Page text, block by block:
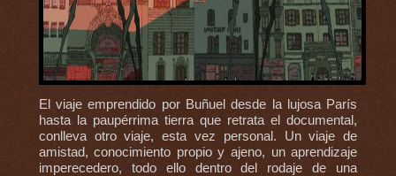
El viaje emprendido por Buñuel desde la lujosa París
hasta la paupérrima tierra que retrata el documental,
conlleva otro viaje, esta vez personal. Un viaje de
amistad, conocimiento propio y ajeno, un aprendizaje
imperecedero, todo ello dentro del rodaje de una